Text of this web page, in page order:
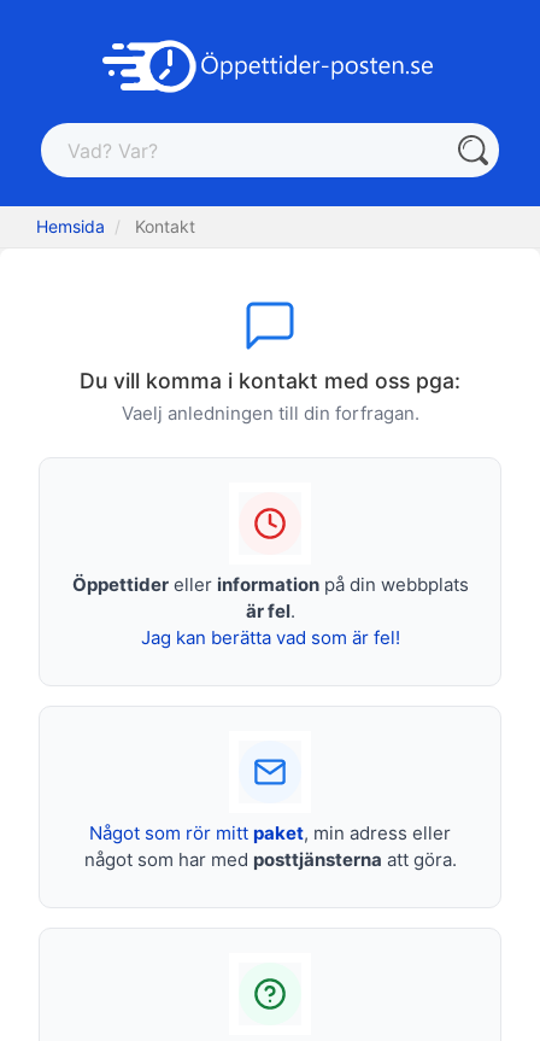
Hemsida Kontakt
Du vill komma i kontakt med oss pga:
Vaelj anledningen till din forfragan.
Öppettidereller informationpå din webbplats
är fel.
Jag kan berätta vad som är fel!
Något som rör mitt paket, min adress eller
något som har med posttjänsterna att göra.